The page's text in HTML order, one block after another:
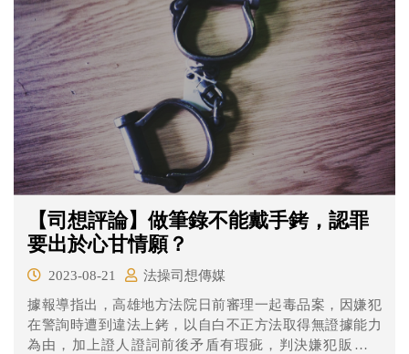
【司想評論】做筆錄不能戴手銬，認罪
要出於心甘情願？
2023-08-21
法操司想傳媒
據報導指出，高雄地方法院日前審理一起毒品案，因嫌犯
在警詢時遭到違法上銬，以自白不正方法取得無證據能力
為由，加上證人證詞前後矛盾有瑕疵，判決嫌犯販毒無